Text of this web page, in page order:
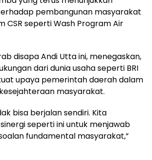
pembangunan masyarakat
CSR seperti Wash Program Air
disapa Andi Utta ini, menegaskan,
dari dunia usaha seperti BRI
upaya pemerintah daerah dalam
masyarakat.
bisa berjalan sendiri. Kita
seperti ini untuk menjawab
fundamental masyarakat,”